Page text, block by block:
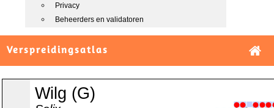
Privacy
Beheerders en validatoren
Verspreidingsatlas